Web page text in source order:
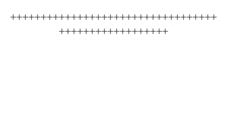
++++++++++++++++++++++++++++++++++
++++++++++++++++++